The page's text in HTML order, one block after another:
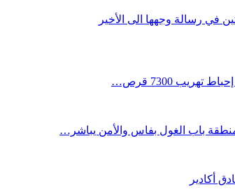
في رسالة وجهها الى الأخير
7300 قرص…
باب الغول بفاس والأمن يباشر…
أكادير